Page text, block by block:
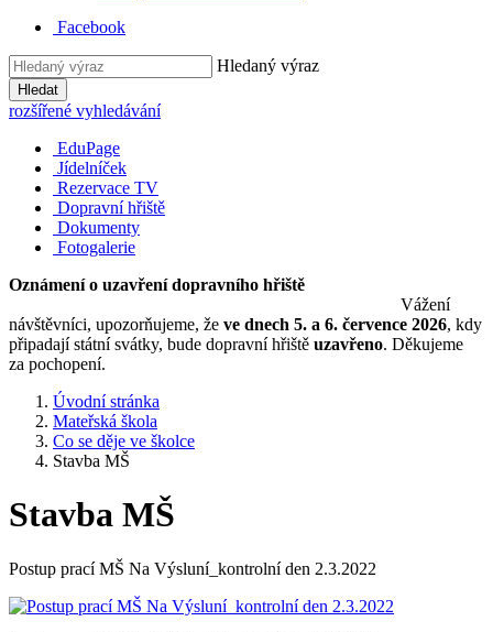
Facebook
Hledaný výraz
Hledat
rozšířené vyhledávání
EduPage
Jídelníček
Rezervace TV
Dopravní hřiště
Dokumenty
Fotogalerie
Oznámení o uzavření dopravního hřiště
Vážení
návštěvníci, upozorňujeme, že ve dnech 5. a 6. července 2026, kdy
připadají státní svátky, bude dopravní hřiště uzavřeno. Děkujeme
za pochopení.
Úvodní stránka
Mateřská škola
Co se děje ve školce
Stavba MŠ
Stavba MŠ
Postup prací MŠ Na Výsluní_kontrolní den 2.3.2022